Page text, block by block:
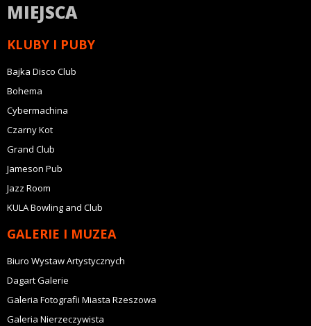
MIEJSCA
KLUBY I PUBY
Bajka Disco Club
Bohema
Cybermachina
Czarny Kot
Grand Club
Jameson Pub
Jazz Room
KULA Bowling and Club
GALERIE I MUZEA
Biuro Wystaw Artystycznych
Dagart Galerie
Galeria Fotografii Miasta Rzeszowa
Galeria Nierzeczywista